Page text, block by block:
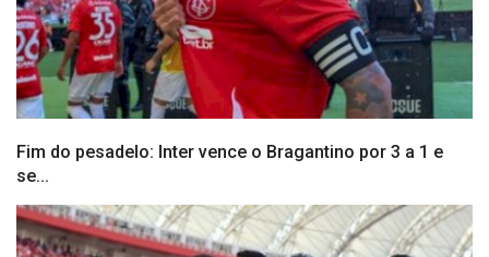
Fim do pesadelo: Inter vence o Bragantino por 3 a 1 e
se...